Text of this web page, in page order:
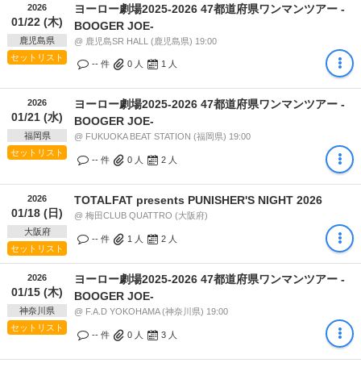
2026
01/22 (木)
鹿児島県
セットリスト
ヨーロー劇場2025-2026 47都道府県ワンマンツアー -
BOOGER JOE-
@ 鹿児島SR HALL (鹿児島県) 19:00
-- 件 0 人 1 人
2026
01/21 (水)
福岡県
セットリスト
ヨーロー劇場2025-2026 47都道府県ワンマンツアー -
BOOGER JOE-
@ FUKUOKA BEAT STATION (福岡県) 19:00
-- 件 0 人 2 人
2026
01/18 (日)
大阪府
セットリスト
TOTALFAT presents PUNISHER'S NIGHT 2026
@ 梅田CLUB QUATTRO (大阪府)
-- 件 1 人 2 人
2026
01/15 (木)
神奈川県
セットリスト
ヨーロー劇場2025-2026 47都道府県ワンマンツアー -
BOOGER JOE-
@ F.A.D YOKOHAMA (神奈川県) 19:00
-- 件 0 人 3 人